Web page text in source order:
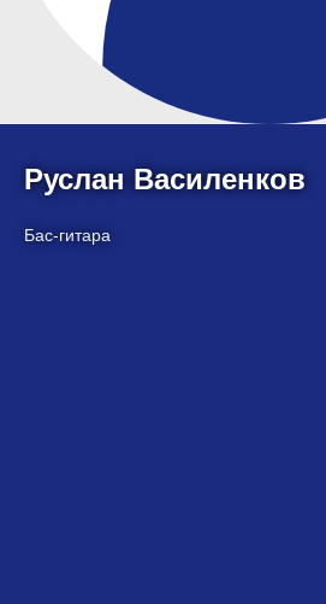
Руслан Василенков
Бас-гитара